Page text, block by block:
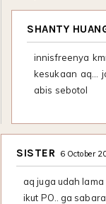
SHANTY
innisfreenya
kesukaan aq...
abis sebotol
SISTER 6 October
aq juga udah
ikut PO.. ga